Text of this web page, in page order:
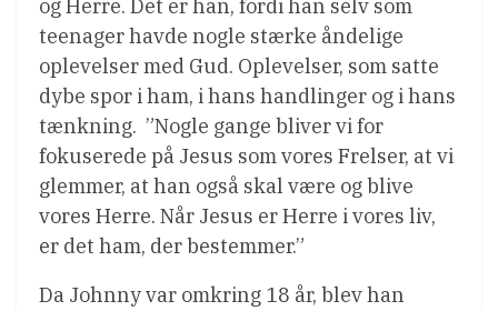
og Herre. Det er han, fordi han selv som
teenager havde nogle stærke åndelige
oplevelser med Gud. Oplevelser, som satte
dybe spor i ham, i hans handlinger og i hans
tænkning. ”Nogle gange bliver vi for
fokuserede på Jesus som vores Frelser, at vi
glemmer, at han også skal være og blive
vores Herre. Når Jesus er Herre i vores liv,
er det ham, der bestemmer.”
Da Johnny var omkring 18 år, blev han